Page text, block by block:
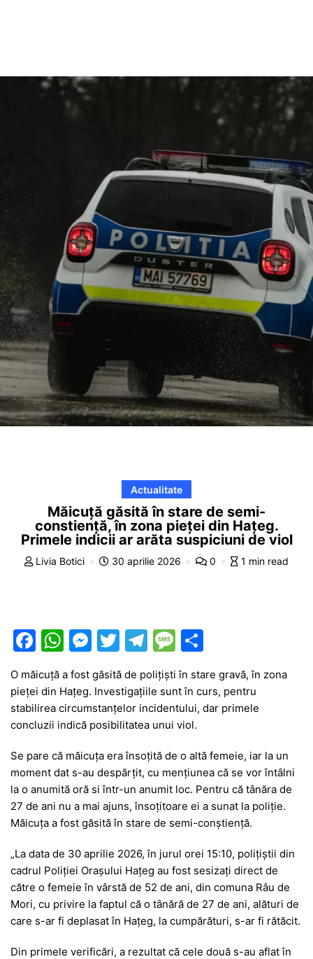
Actualitate
Măicuță găsită în stare de semi-
constiență, în zona pieței din Hațeg.
Primele indicii ar arăta suspiciuni de viol
Livia Botici 30 aprilie 2026 0 1 min read
F
a
c
e
b
o
o
k
W
h
at
s
A
p
p
M
s
s
e
n
g
er
T
itt
er
T
el
e
gr
a
m
M
e
s
s
a
g
e
ta
je
z
ă
O măicuță a fost găsită de polițiști în stare gravă, în zona
pieței din Hațeg. Investigațiile sunt în curs, pentru
stabilirea circumstanțelor incidentului, dar primele
concluzii indică posibilitatea unui viol.
Se pare că măicuța era însoțită de o altă femeie, iar la un
moment dat s-au despărțit, cu mențiunea că se vor întâlni
la o anumită oră si într-un anumit loc. Pentru că tânăra de
27 de ani nu a mai ajuns, însoțitoare ei a sunat la poliție.
Măicuța a fost găsită în stare de semi-conștiență.
„La data de 30 aprilie 2026, în jurul orei 15:10, polițiștii din
cadrul Poliției Orașului Hațeg au fost sesizați direct de
către o femeie în vârstă de 52 de ani, din comuna Râu de
Mori, cu privire la faptul că o tânără de 27 de ani, alături de
care s-ar fi deplasat în Hațeg, la cumpărături, s-ar fi rătăcit.
Din primele verificări, a rezultat că cele două s-au aflat în